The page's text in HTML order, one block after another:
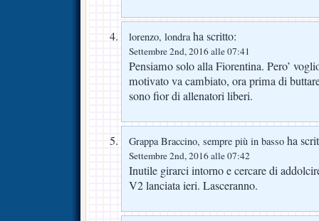
lorenzo, londraha scritto:
Settembre 2nd, 2016 alle 07:41
Pensiamo solo alla Fiorentina. Pero’
motivato va cambiato, ora prima di
sono fior di allenatori liberi.
Grappa Braccino, sempre più in basso ha
Settembre 2nd, 2016 alle 07:42
Inutile girarci intorno e cercare di
V2 lanciata ieri. Lasceranno.